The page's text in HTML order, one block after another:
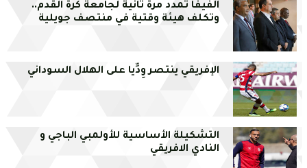
الفيفا تمدد مرة ثانية لجامعة كرة القدم..
وتكلف هيئة وقتية في منتصف جويلية
الإفريقي ينتصر وِدِّيا على الهلال السوداني
التشكيلة الأساسية للأولمبي الباجي و
النادي الافريقي